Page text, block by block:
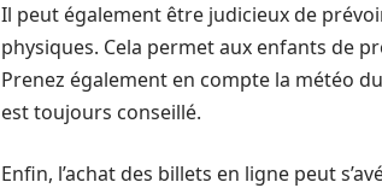
Il peut également être judicieux de
physiques. Cela permet aux enfants de
Prenez également en compte la météo
est toujours conseillé.
Enfin, l’achat des billets en ligne peut